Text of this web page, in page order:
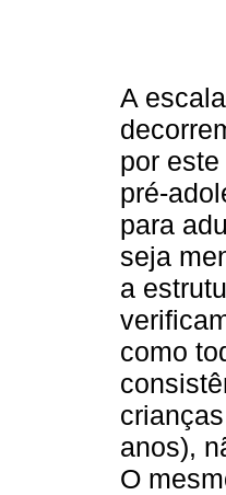
A
por
pré-
para
seja
a
como
anos),
O